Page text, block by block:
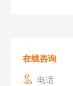
在线咨询
电话